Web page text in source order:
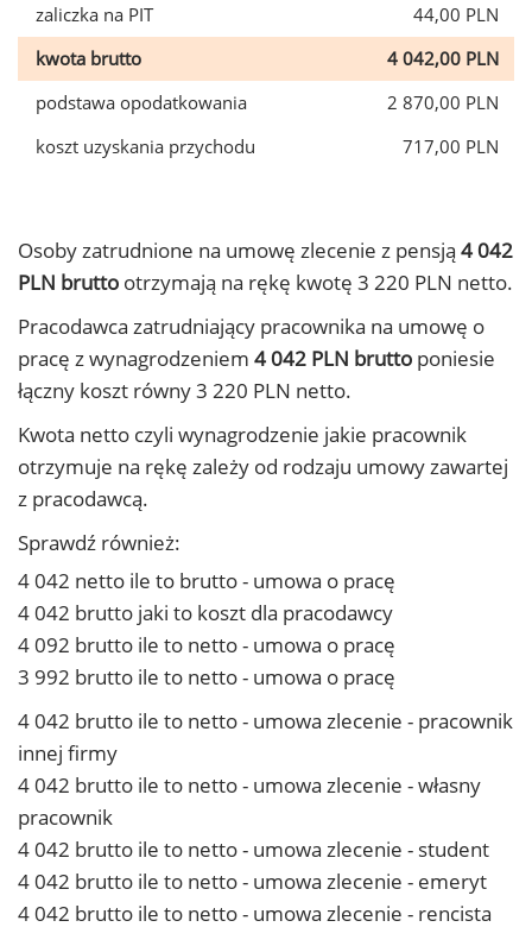
zaliczka na PIT
44,00 PLN
kwota brutto
4 042,00 PLN
podstawa opodatkowania
2 870,00 PLN
koszt uzyskania przychodu
717,00 PLN
Osoby zatrudnione na umowę zlecenie z pensją 4 042
PLN brutto otrzymają na rękę kwotę 3 220 PLN netto.
Pracodawca zatrudniający pracownika na umowę o
pracę z wynagrodzeniem 4 042 PLN brutto poniesie
łączny koszt równy 3 220 PLN netto.
Kwota netto czyli wynagrodzenie jakie pracownik
otrzymuje na rękę zależy od rodzaju umowy zawartej
z pracodawcą.
Sprawdź również:
4 042 netto ile to brutto - umowa o pracę
4 042 brutto jaki to koszt dla pracodawcy
4 092 brutto ile to netto - umowa o pracę
3 992 brutto ile to netto - umowa o pracę
4 042 brutto ile to netto - umowa zlecenie - pracownik
innej firmy
4 042 brutto ile to netto - umowa zlecenie - własny
pracownik
4 042 brutto ile to netto - umowa zlecenie - student
4 042 brutto ile to netto - umowa zlecenie - emeryt
4 042 brutto ile to netto - umowa zlecenie - rencista